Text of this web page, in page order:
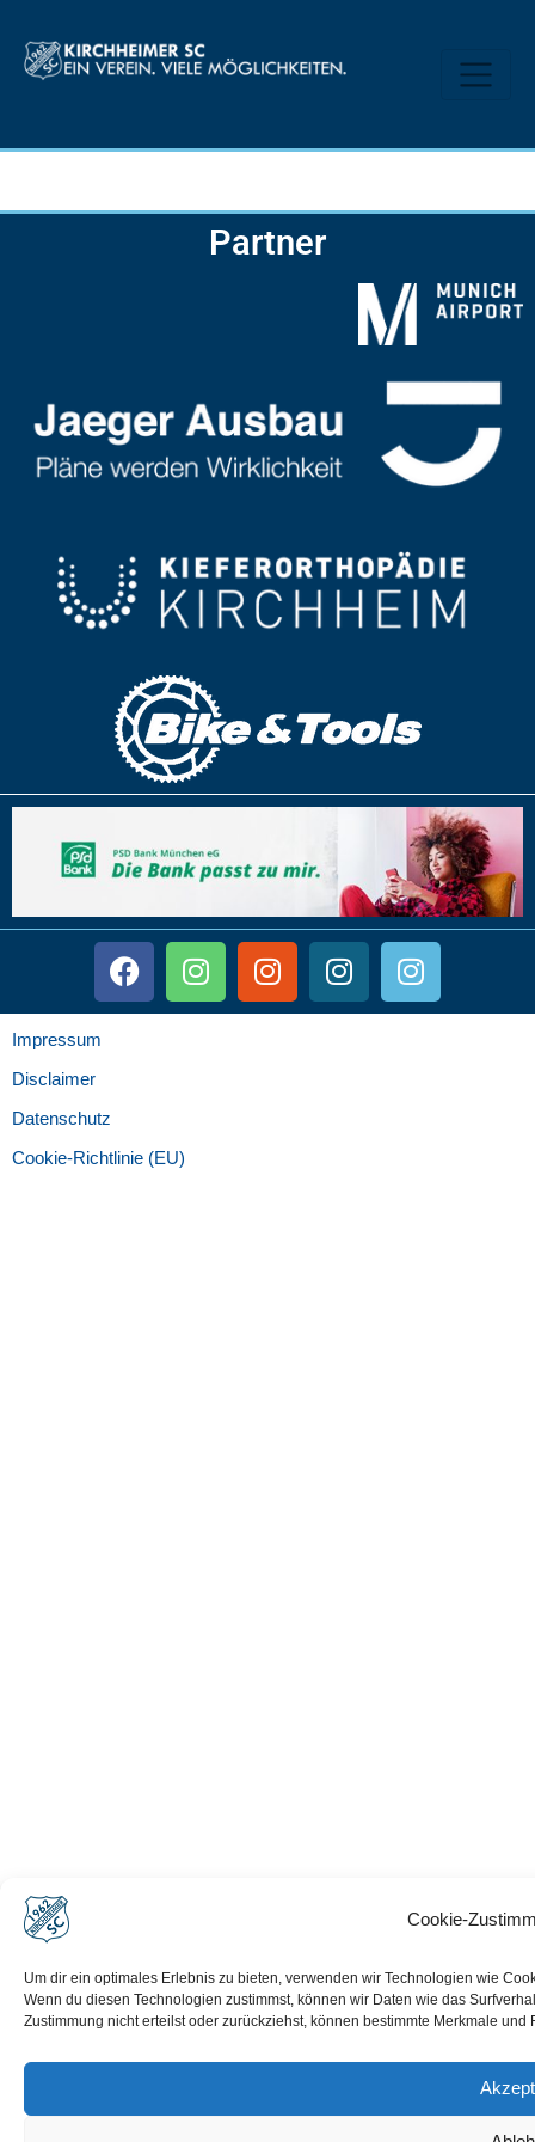
Cookie-
Um dir ein optimales Erlebnis zu bieten, verwenden wir Technologien wie
Wenn du diesen Technologien zustimmst, können wir Daten wie das
Zustimmung nicht erteilst oder zurückziehst, können bestimmte Merkmale
Partner
Impressum
Disclaimer
Datenschutz
Cookie-Richtlinie (EU)